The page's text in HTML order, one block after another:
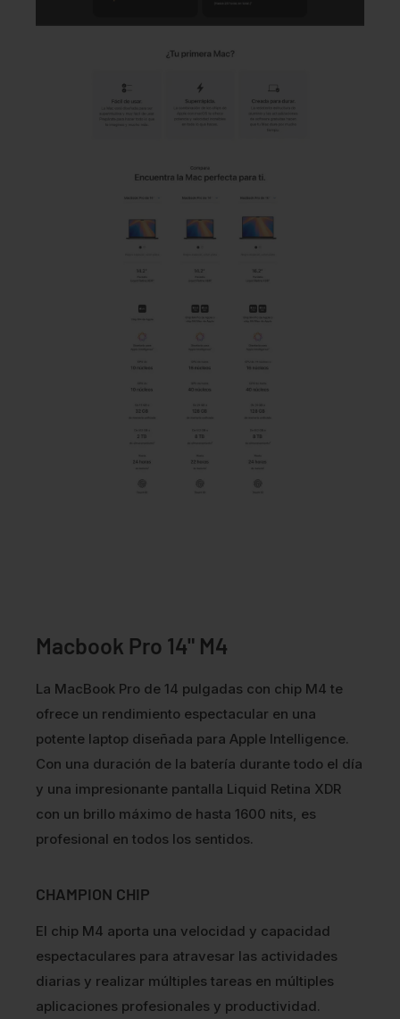
Macbook Pro 14" M4
La MacBook Pro de 14 pulgadas con chip M4 te
ofrece un rendimiento espectacular en una
potente laptop diseñada para Apple Intelligence.
Con una duración de la batería durante todo el día
y una impresionante pantalla Liquid Retina XDR
con un brillo máximo de hasta 1600 nits, es
profesional en todos los sentidos.
CHAMPION CHIP
El chip M4 aporta una velocidad y capacidad
espectaculares para atravesar las actividades
diarias y realizar múltiples tareas en múltiples
aplicaciones profesionales y productividad.